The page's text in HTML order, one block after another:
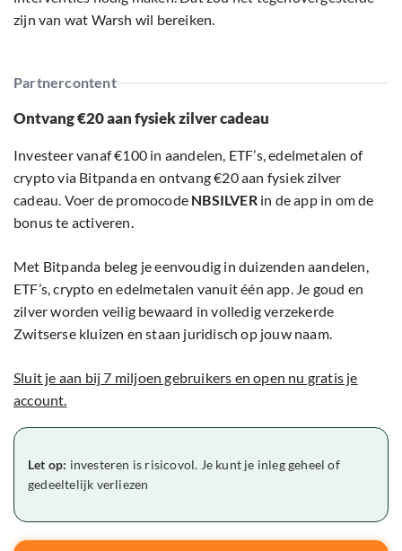
zijn van wat Warsh wil bereiken.
Partnercontent
Ontvang €20 aan fysiek zilver cadeau
Investeer vanaf €100 in aandelen, ETF’s, edelmetalen of
crypto via Bitpanda en ontvang €20 aan fysiek zilver
cadeau. Voer de promocode NBSILVERin de app in om de
bonus te activeren.
Met Bitpanda beleg je eenvoudig in duizenden aandelen,
ETF’s, crypto en edelmetalen vanuit één app. Je goud en
zilver worden veilig bewaard in volledig verzekerde
Zwitserse kluizen en staan juridisch op jouw naam.
Sluit je aan bij 7 miljoen gebruikers en open nu gratis je
account.
Let op: investeren is risicovol. Je kunt je inleg geheel of
gedeeltelijk verliezen